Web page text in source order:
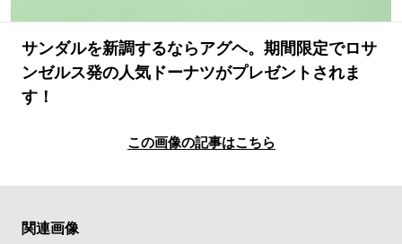
サンダルを新調するならアグヘ。期間限定でロサ
ンゼルス発の人気ドーナツがプレゼントされま
す！
この画像の記事はこちら
関連画像